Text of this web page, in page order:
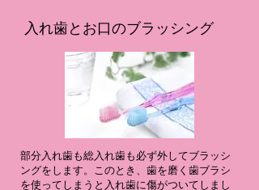
入れ歯とお口のブラッシング
部分入れ歯も総入れ歯も必ず外してブラッシ
ングをします。このとき、歯を磨く歯ブラシ
を使ってしまうと入れ歯に傷がついてしまし